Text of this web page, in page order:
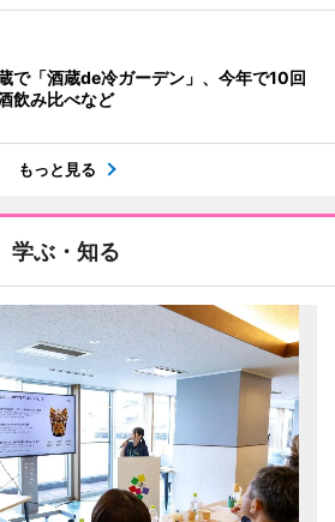
で「酒蔵de冷ガーデン」、今年で10回
飲み比べなど
もっと見る
学ぶ・知る